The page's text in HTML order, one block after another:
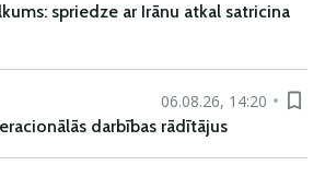
spriedze ar Irānu atkal satricina
06.08.26, 14:20
darbības rādītājus